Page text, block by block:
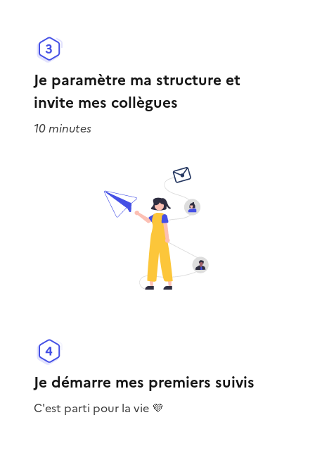
Je paramètre ma structure et
invite mes collègues
10 minutes
Je démarre mes premiers suivis
C'est parti pour la vie 💜